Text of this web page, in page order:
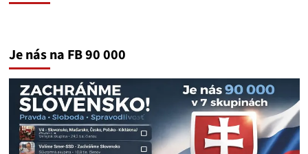
Je nás na FB 90 000